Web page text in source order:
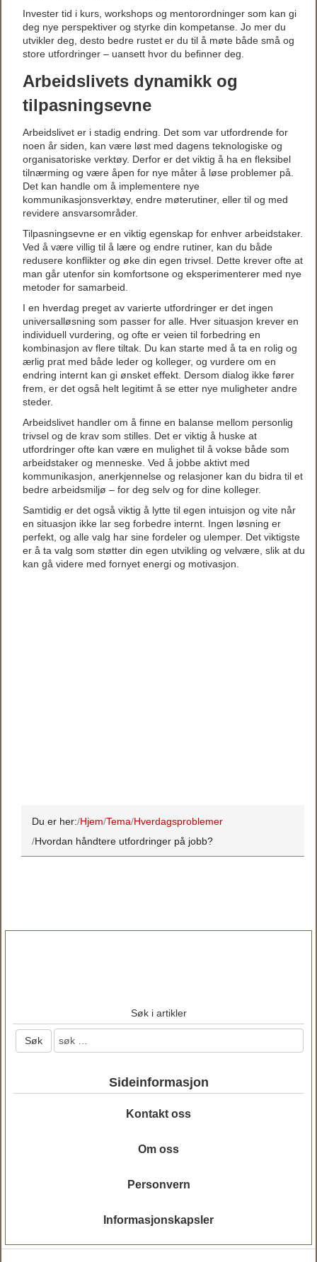
Invester tid i kurs, workshops og mentorordninger som kan gi
deg nye perspektiver og styrke din kompetanse. Jo mer du
utvikler deg, desto bedre rustet er du til å møte både små og
store utfordringer – uansett hvor du befinner deg.
Arbeidslivets dynamikk og
tilpasningsevne
Arbeidslivet er i stadig endring. Det som var utfordrende for
noen år siden, kan være løst med dagens teknologiske og
organisatoriske verktøy. Derfor er det viktig å ha en fleksibel
tilnærming og være åpen for nye måter å løse problemer på.
Det kan handle om å implementere nye
kommunikasjonsverktøy, endre møterutiner, eller til og med
revidere ansvarsområder.
Tilpasningsevne er en viktig egenskap for enhver arbeidstaker.
Ved å være villig til å lære og endre rutiner, kan du både
redusere konflikter og øke din egen trivsel. Dette krever ofte at
man går utenfor sin komfortsone og eksperimenterer med nye
metoder for samarbeid.
I en hverdag preget av varierte utfordringer er det ingen
universalløsning som passer for alle. Hver situasjon krever en
individuell vurdering, og ofte er veien til forbedring en
kombinasjon av flere tiltak. Du kan starte med å ta en rolig og
ærlig prat med både leder og kolleger, og vurdere om en
endring internt kan gi ønsket effekt. Dersom dialog ikke fører
frem, er det også helt legitimt å se etter nye muligheter andre
steder.
Arbeidslivet handler om å finne en balanse mellom personlig
trivsel og de krav som stilles. Det er viktig å huske at
utfordringer ofte kan være en mulighet til å vokse både som
arbeidstaker og menneske. Ved å jobbe aktivt med
kommunikasjon, anerkjennelse og relasjoner kan du bidra til et
bedre arbeidsmiljø – for deg selv og for dine kolleger.
Samtidig er det også viktig å lytte til egen intuisjon og vite når
en situasjon ikke lar seg forbedre internt. Ingen løsning er
perfekt, og alle valg har sine fordeler og ulemper. Det viktigste
er å ta valg som støtter din egen utvikling og velvære, slik at du
kan gå videre med fornyet energi og motivasjon.
Du er her: Hjem Tema Hverdagsproblemer
Hvordan håndtere utfordringer på jobb?
Søk i artikler
Sideinformasjon
Kontakt oss
Om oss
Personvern
Informasjonskapsler